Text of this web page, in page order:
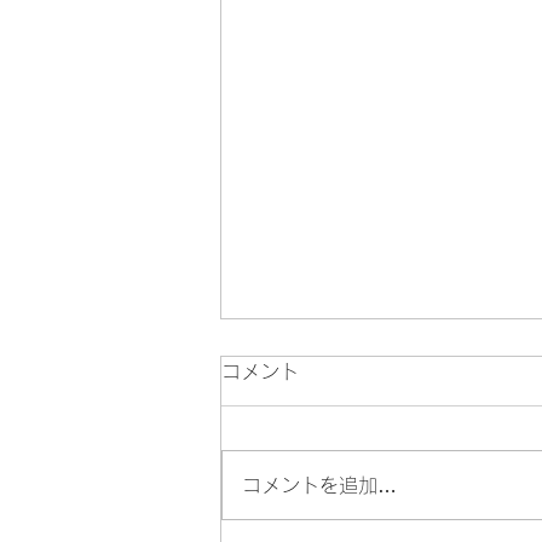
コメント
コメントを追加…